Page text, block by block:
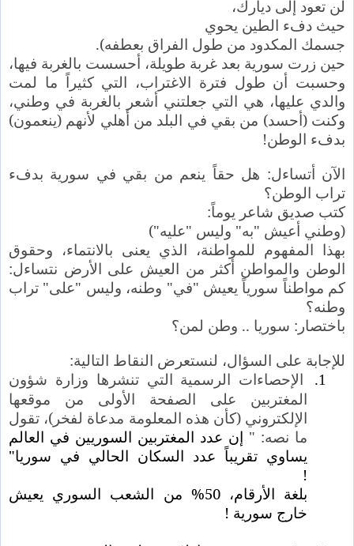
لن تعود إلى ديارك،
حيث دفء الطين يحوي
جسمك المكدود من طول الفراق بعطفه).
حين زرت سورية بعد غربة طويلة، أحسست بالغربة فيها،
وحسبت أن طول فترة الاغتراب، التي كثيراً ما لمت
والدي عليها، هي التي جعلتني أشعر بالغربة في وطني،
وكنت (أحسد) من بقي في البلد من أهلي لأنهم (ينعمون)
بدفء الوطن!
الآن أتساءل: هل حقاً ينعم من بقي في سورية بدفء
تراب الوطن؟
كتب صديق شاعر يوماً:
(وطني أعيش "به" وليس "عليه")
بهذا المفهوم للمواطنة، الذي يعنى بالانتماء، وحقوق
الوطن والمواطن أكثر من العيش على الأرض نتساءل:
كم مواطناً سورياً يعيش "في" وطنه، وليس "على" تراب
وطنه؟
باختصار: سوريا .. وطن لمن؟
للإجابة على السؤال، لنستعرض النقاط التالية:
1.
الإحصاءات الرسمية التي تنشرها وزارة شؤون
المغتربين على الصفحة الأولى من موقعها
الإلكتروني (كأن هذه المعلومة مدعاة لفخر)، تقول
ما نصه: " إن عدد المغتربين السوريين في العالم
يساوي تقريباً عدد السكان الحالي في سوريا"
!
بلغة الأرقام، 50% من الشعب السوري يعيش
خارج سورية !